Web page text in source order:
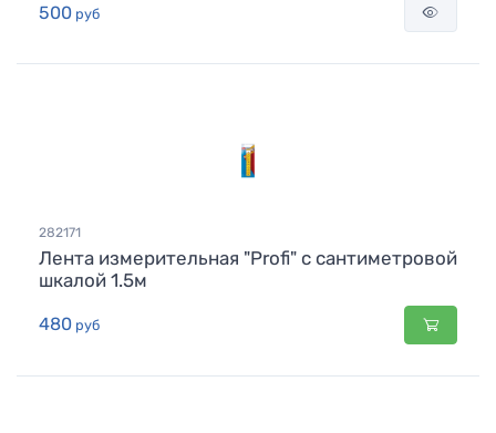
500 руб
282171
Лента измерительная "Profi" с сантиметровой
шкалой 1.5м
480 руб